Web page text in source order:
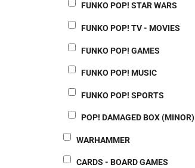
FUNKO POP! STAR WARS
FUNKO POP! TV - MOVIES
FUNKO POP! GAMES
FUNKO POP! MUSIC
FUNKO POP! SPORTS
POP! DAMAGED BOX (MINOR)
WARHAMMER
CARDS - BOARD GAMES